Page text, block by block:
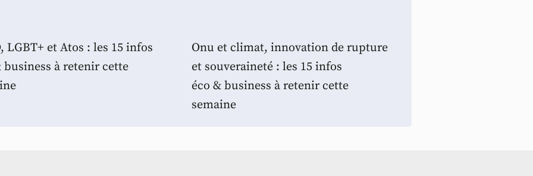
LGBT+ et Atos : les 15 infos
business à retenir cette
Onu et climat, innovation de rupture
et souveraineté : les 15 infos
éco & business à retenir cette
semaine